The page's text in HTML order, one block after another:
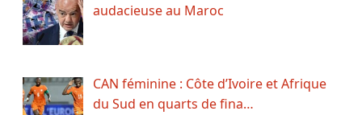
audacieuse au Maroc
CAN féminine : Côte d’Ivoire et Afrique
du Sud en quarts de fina…